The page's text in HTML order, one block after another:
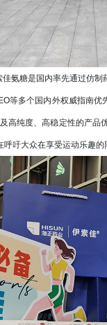
糖是国内率先通过仿
等多个国内外权威指南
高纯度、高稳定性的产
吁大众在享受运动乐趣